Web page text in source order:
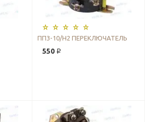
ПП3-10/Н2 ПЕРЕКЛЮЧАТЕЛЬ
550 ₽